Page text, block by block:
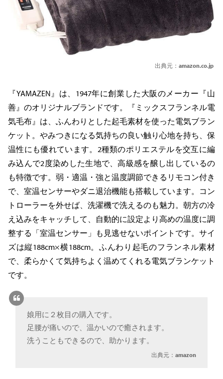
出典元： amazon.co.jp
『YAMAZEN』は、1947年に創業した大阪のメーカー『山
善』のオリジナルブランドです。『ミックスフランネル電
気毛布』は、ふんわりとした起毛素材を使った電気ブラン
ケット。やみつきになる気持ちの良い触り心地を持ち、保
温性にも優れています。2種類のポリエステルを交互に編
み込んで2度染めした生地で、高級感を醸し出しているの
も特徴です。弱・適温・強と温度調節できるリモコン付き
で、室温センサーやダニ退治機能も搭載しています。コン
トローラーを外せば、洗濯機で洗えるのも魅力。朝方の冷
え込みをキャッチして、自動的に設定より高めの温度に調
整する「室温センサー」も見逃せないポイントです。サイ
ズは縦188cm×横188cm。ふんわり起毛のフランネル素材
で、柔らかくて気持ちよく温めてくれる電気ブランケット
です。
娘用に２枚目の購入です。
足腰が痛いので、温かいので癒されます。
洗うこともできるので、助かります。
出典元：amazon